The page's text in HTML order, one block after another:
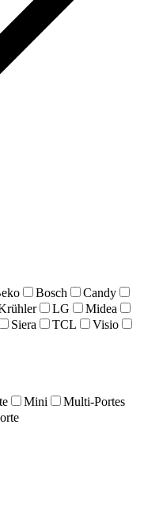
Bosch
Candy
LG
Midea
Siera TCL
Visio
Mini
Multi-Portes